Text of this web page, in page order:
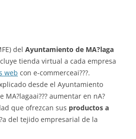
del Ayuntamiento de MA?laga
tienda virtual a cada empresa
web con e-commerceai???.
desde el Ayuntamiento
MA?lagaai??? aumentar en nA?
que ofrezcan sus productos a
del tejido empresarial de la